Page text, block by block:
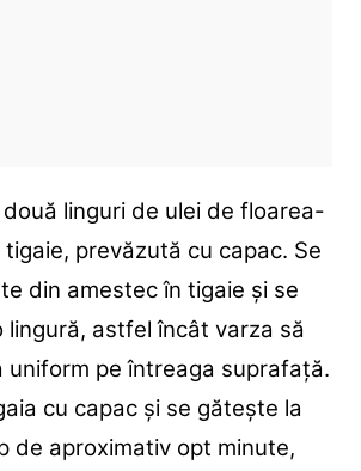
linguri de ulei de floarea-
prevăzută cu capac. Se
din amestec în tigaie și se
lingură, astfel încât varza să
pe întreaga suprafață.
cu capac și se gătește la
de aproximativ opt minute,